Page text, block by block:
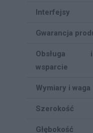
Interfejsy
Gwarancja
Obsługa i
wsparcie
Wymiary i waga
Szerokość
Głębokość